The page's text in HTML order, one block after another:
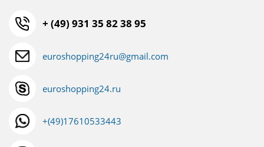
+ (49) 931 35 82 38 95
euroshopping24ru@gmail.com
euroshopping24.ru
+(49)17610533443